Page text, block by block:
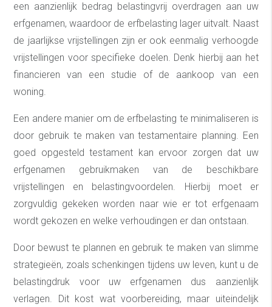
een aanzienlijk bedrag belastingvrij overdragen aan uw
erfgenamen, waardoor de erfbelasting lager uitvalt. Naast
de jaarlijkse vrijstellingen zijn er ook eenmalig verhoogde
vrijstellingen voor specifieke doelen. Denk hierbij aan het
financieren van een studie of de aankoop van een
woning.
Een andere manier om de erfbelasting te minimaliseren is
door gebruik te maken van testamentaire planning. Een
goed opgesteld testament kan ervoor zorgen dat uw
erfgenamen gebruikmaken van de beschikbare
vrijstellingen en belastingvoordelen. Hierbij moet er
zorgvuldig gekeken worden naar wie er tot erfgenaam
wordt gekozen en welke verhoudingen er dan ontstaan.
Door bewust te plannen en gebruik te maken van slimme
strategieën, zoals schenkingen tijdens uw leven, kunt u de
belastingdruk voor uw erfgenamen dus aanzienlijk
verlagen. Dit kost wat voorbereiding, maar uiteindelijk